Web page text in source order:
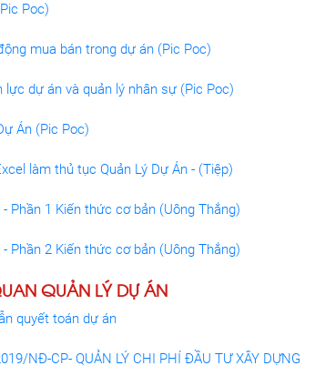
Poc)
mua bán trong dự án (Pic Poc)
dự án và quản lý nhân sự (Pic Poc)
Án (Pic Poc)
làm thủ tục Quản Lý Dự Án - (Tiệp)
Phần 1 Kiến thức cơ bản (Uông Thắng)
Phần 2 Kiến thức cơ bản (Uông Thắng)
QUẢN LÝ DỰ ÁN
quyết toán dự án
NĐ-CP- QUẢN LÝ CHI PHÍ ĐẦU TƯ XÂY DỰNG